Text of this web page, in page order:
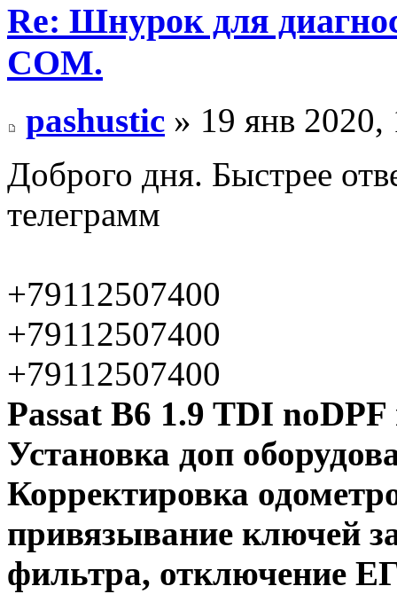
Re: Шнурок для
COM.
pashustic » 19 янв 2020,
Доброго дня. Быстрее
телеграмм
+79112507400
+79112507400
+79112507400
Passat B6 1.9 TDI
Установка доп
Корректировка
привязывание ключей
фильтра, отключение